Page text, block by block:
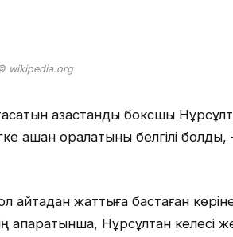
wikipedia.org
қазақстандық боксшы
қашан оралатыны белгілі
қайтадан жаттыға бастаған
ақпаратынша, Нұрсұлтан келесі